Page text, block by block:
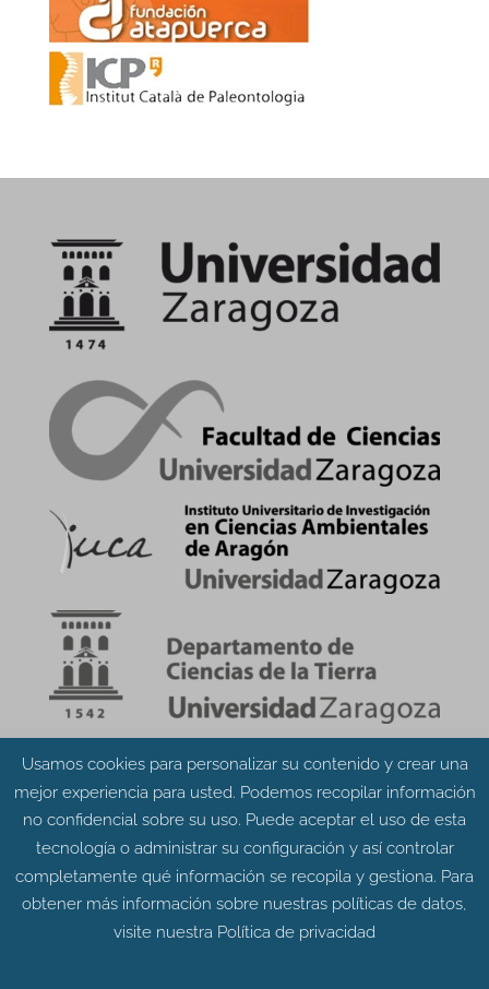
Aviso Legal
Política de Privacidad
Usamos cookies para personalizar su contenido y crear una
mejor experiencia para usted. Podemos recopilar información
no confidencial sobre su uso. Puede aceptar el uso de esta
tecnología o administrar su configuración y así controlar
completamente qué información se recopila y gestiona. Para
obtener más información sobre nuestras políticas de datos,
visite nuestra Política de privacidad